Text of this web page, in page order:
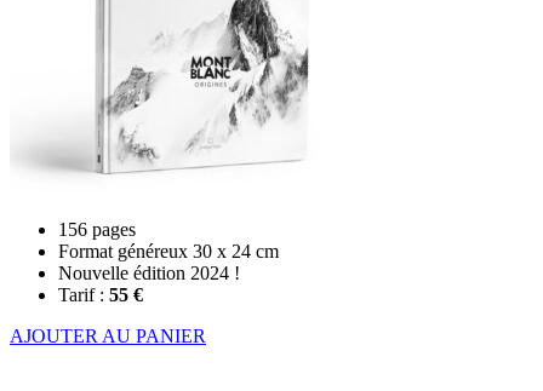
156 pages
Format généreux 30 x 24 cm
Nouvelle édition 2024 !
Tarif : 55 €
AJOUTER AU PANIER